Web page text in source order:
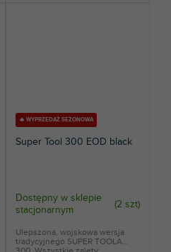
🔥 WYPRZEDAŻ SEZONOWA
Super Tool 300 EOD black
Dostępny w sklepie
stacjonarnym
(2 szt)
Ulepszona, wojskowa wersja
tradycyjnego SUPER TOOLA